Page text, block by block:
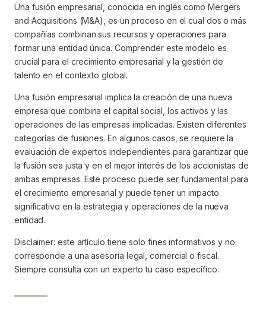
Una fusión empresarial, conocida en inglés como Mergers
and Acquisitions (M&A), es un proceso en el cual dos o más
compañías combinan sus recursos y operaciones para
formar una entidad única. Comprender este modelo es
crucial para el crecimiento empresarial y la gestión de
talento en el contexto global.
Una fusión empresarial implica la creación de una nueva
empresa que combina el capital social, los activos y las
operaciones de las empresas implicadas. Existen diferentes
categorías de fusiones. En algunos casos, se requiere la
evaluación de expertos independientes para garantizar que
la fusión sea justa y en el mejor interés de los accionistas de
ambas empresas. Este proceso puede ser fundamental para
el crecimiento empresarial y puede tener un impacto
significativo en la estrategia y operaciones de la nueva
entidad.
Disclaimer: este artículo tiene solo fines informativos y no
corresponde a una asesoría legal, comercial o fiscal.
Siempre consulta con un experto tu caso específico.